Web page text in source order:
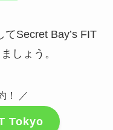
Secret Bay’s FIT
しょう。
！ ／
Tokyo